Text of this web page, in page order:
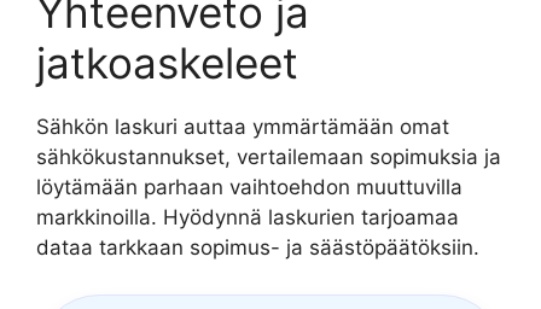
Yhteenveto ja
jatkoaskeleet
Sähkön laskuri auttaa ymmärtämään omat
sähkökustannukset, vertailemaan sopimuksia ja
löytämään parhaan vaihtoehdon muuttuvilla
markkinoilla. Hyödynnä laskurien tarjoamaa
dataa tarkkaan sopimus- ja säästöpäätöksiin.